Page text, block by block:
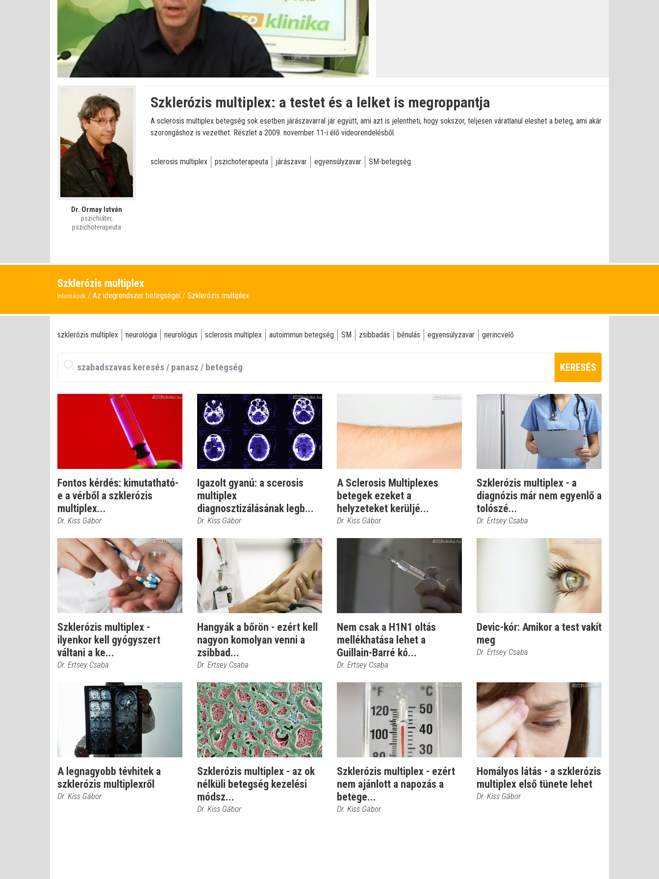
kikapcsolva
0%
0%
Dr. Ormay István
pszichiáter,
pszichoterapeuta
Szklerózis multiplex: a testet és a lelket is megroppantja
A sclerosis multiplex betegség sok esetben járászavarral jár együtt, ami azt is jelentheti, hogy sokszor, teljesen váratlanul eleshet a beteg, ami akár
szorongáshoz is vezethet. Részlet a 2009. november 11-i élő videorendelésből.
sclerosis multiplex pszichoterapeuta járászavar egyensúlyzavar SM-betegség
Szklerózis multiplex
Információk Az idegrendszer betegségei Szklerózis multiplex
szklerózis multiplex neurológia neurológus sclerosis multiplex autoimmun betegség SM zsibbadás bénulás egyensúlyzavar gerincvelő
KERESÉS
Fontos kérdés: kimutatható-
e a vérből a szklerózis
multiplex...
Dr. Kiss Gábor
Igazolt gyanú: a scerosis
multiplex
diagnosztizálásának legb...
Dr. Kiss Gábor
A Sclerosis Multiplexes
betegek ezeket a
helyzeteket kerüljé...
Dr. Kiss Gábor
Szklerózis multiplex - a
diagnózis már nem egyenlő a
tolószé...
Dr. Ertsey Csaba
Szklerózis multiplex -
ilyenkor kell gyógyszert
váltani a ke...
Dr. Ertsey Csaba
Hangyák a bőrön - ezért kell
nagyon komolyan venni a
zsibbad...
Dr. Ertsey Csaba
Nem csak a H1N1 oltás
mellékhatása lehet a
Guillain-Barré kó...
Dr. Ertsey Csaba
Devic-kór: Amikor a test vakít
meg
Dr. Ertsey Csaba
A legnagyobb tévhitek a
szklerózis multiplexről
Dr. Kiss Gábor
Szklerózis multiplex - az ok
nélküli betegség kezelési
módsz...
Dr. Kiss Gábor
Szklerózis multiplex - ezért
nem ajánlott a napozás a
betege...
Dr. Kiss Gábor
Homályos látás - a szklerózis
multiplex első tünete lehet
Dr. Kiss Gábor